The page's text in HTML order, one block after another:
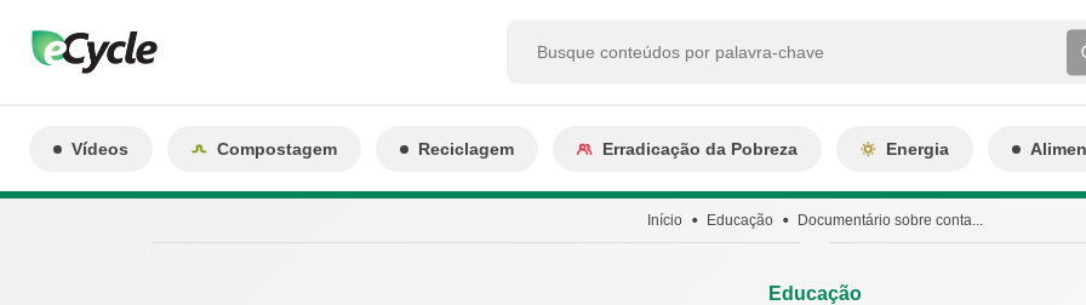
Vídeos Compostagem Reciclagem Erradicação da Pobreza Energia
Início Educação Documentário sobre conta...
Educação